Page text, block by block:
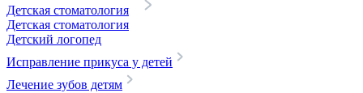
Детская стоматология
Детская стоматология
Детский логопед
Исправление прикуса у детей
Лечение зубов детям